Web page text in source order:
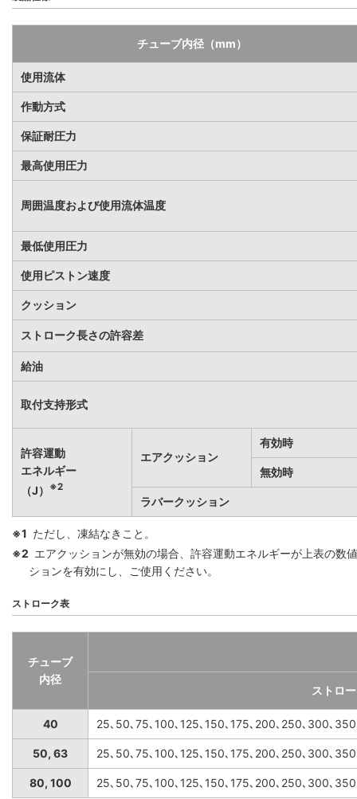
チューブ内径（mm）
使用流体
作動方式
保証耐圧力
最高使用圧力
周囲温度および使用流体温度
最低使用圧力
使用ピストン速度
クッション
ストローク長さの許容差
給油
取付支持形式
許容運動
エネルギー
（J）
※2
エアクッション
有効時
無効時
ラバークッション
※1 ただし、凍結なきこと。
※2 エアクッションが無効の場合、許容運動エネルギーが上表の数
ションを有効にし、ご使用ください。
ストローク表
チューブ
内径
ストロ
40 25､50､75､100､125､150､175､200､250､300､
50, 63 25､50､75､100､125､150､175､200､250､300､
80, 100 25､50､75､100､125､150､175､200､250､300､